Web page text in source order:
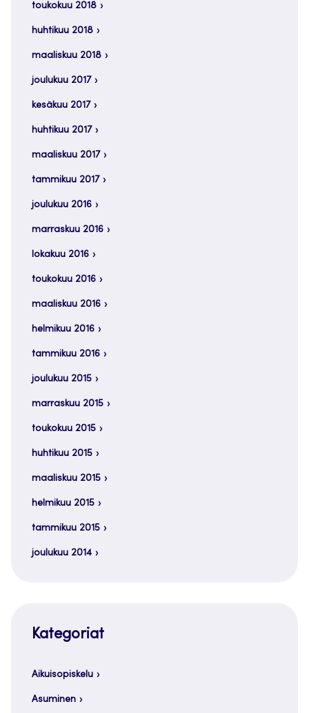
toukokuu 2018
huhtikuu 2018
maaliskuu 2018
joulukuu 2017
kesäkuu 2017
huhtikuu 2017
maaliskuu 2017
tammikuu 2017
joulukuu 2016
marraskuu 2016
lokakuu 2016
toukokuu 2016
maaliskuu 2016
helmikuu 2016
tammikuu 2016
joulukuu 2015
marraskuu 2015
toukokuu 2015
huhtikuu 2015
maaliskuu 2015
helmikuu 2015
tammikuu 2015
joulukuu 2014
Kategoriat
Aikuisopiskelu
Asuminen